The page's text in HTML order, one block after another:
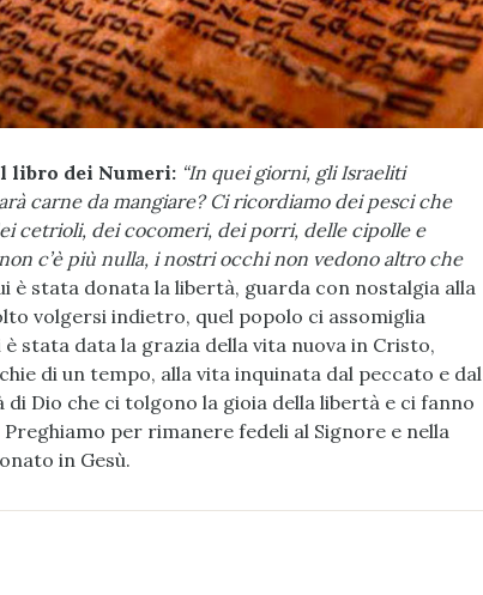
libro dei Numeri: “In quei giorni, gli Israeliti
carne da mangiare? Ci ricordiamo dei pesci che
cetrioli, dei cocomeri, dei porri, delle cipolle e
c’è più nulla, i nostri occhi non vedono altro che
è stata donata la libertà, guarda con nostalgia alla
volgersi indietro, quel popolo ci assomiglia
stata data la grazia della vita nuova in Cristo,
di un tempo, alla vita inquinata dal peccato e dal
Dio che ci tolgono la gioia della libertà e ci fanno
per rimanere fedeli al Signore e nella
in Gesù.